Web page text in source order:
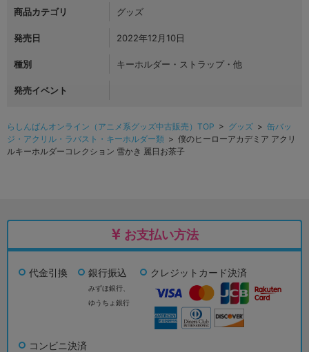
商品カテゴリ グッズ
発売日 2022年12月10日
種別 キーホルダー・ストラップ・他
発売イベント
らしんばんオンライン（アニメ系グッズ中古販売）TOP > グッズ > 缶バッ
ジ・アクリル・ラバスト・キーホルダー類 > 僕のヒーローアカデミア アクリ
ルキーホルダーコレクション 雪かき 麗日お茶子
お支払い方法
代金引換 銀行振込
みずほ銀行、
ゆうちょ銀行
クレジットカード決済
コンビニ決済